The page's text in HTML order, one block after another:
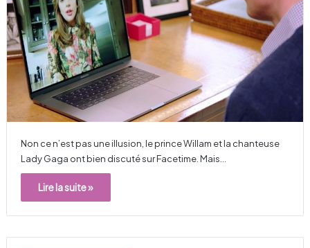
Non ce n’est pas une illusion, le prince Willam et la chanteuse
Lady Gaga ont bien discuté sur Facetime. Mais…
Lire la suite »